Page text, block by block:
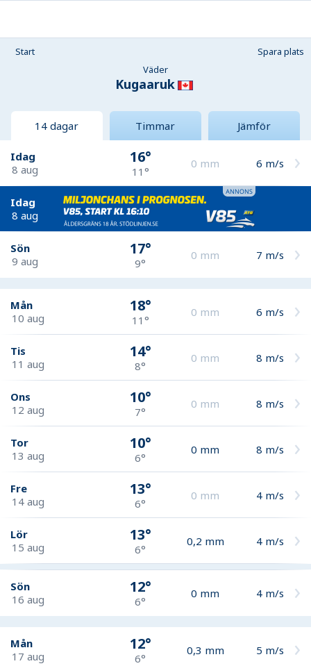
Start
Spara plats
Väder
Kugaaruk
14 dagar Timmar Jämför
Idag
8 aug
16°
11°
0 mm 6 m/s
Idag
8 aug
Sön
9 aug
17°
9°
0 mm 7 m/s
Mån
10 aug
18°
11°
0 mm 6 m/s
Tis
11 aug
14°
8°
0 mm 8 m/s
Ons
12 aug
10°
7°
0 mm 8 m/s
Tor
13 aug
10°
6°
0 mm 8 m/s
Fre
14 aug
13°
6°
0 mm 4 m/s
Lör
15 aug
13°
6°
0,2 mm 4 m/s
Sön
16 aug
12°
6°
0 mm 4 m/s
Mån
17 aug
12°
6°
0,3 mm 5 m/s